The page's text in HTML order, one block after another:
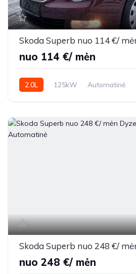
nuo 114 €/ mėn
2.0L 125kW Automatinė
nuo 248 €/ mėn